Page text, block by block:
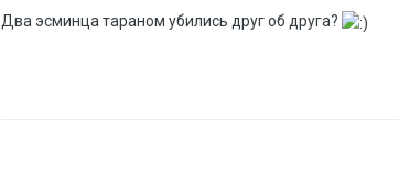
Два эсминца тараном убились друг об друга?